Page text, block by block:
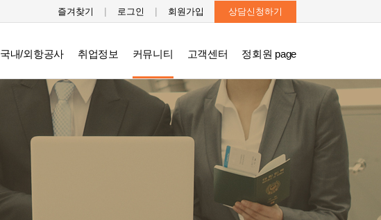
즐겨찾기 | 로그인 | 회원가입 상담신청하기
국내/외항공사 취업정보 커뮤니티 고객센터 정회원 page